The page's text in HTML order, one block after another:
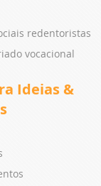
redentoristas
vocacional
Ideias &